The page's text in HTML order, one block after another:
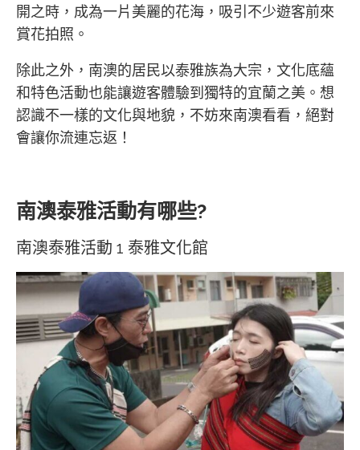
開之時，成為一片美麗的花海，吸引不少遊客前來
賞花拍照。
除此之外，南澳的居民以泰雅族為大宗，文化底蘊
和特色活動也能讓遊客體驗到獨特的宜蘭之美。想
認識不一樣的文化與地貌，不妨來南澳看看，絕對
會讓你流連忘返！
南澳泰雅活動有哪些?
南澳泰雅活動 1 泰雅文化館